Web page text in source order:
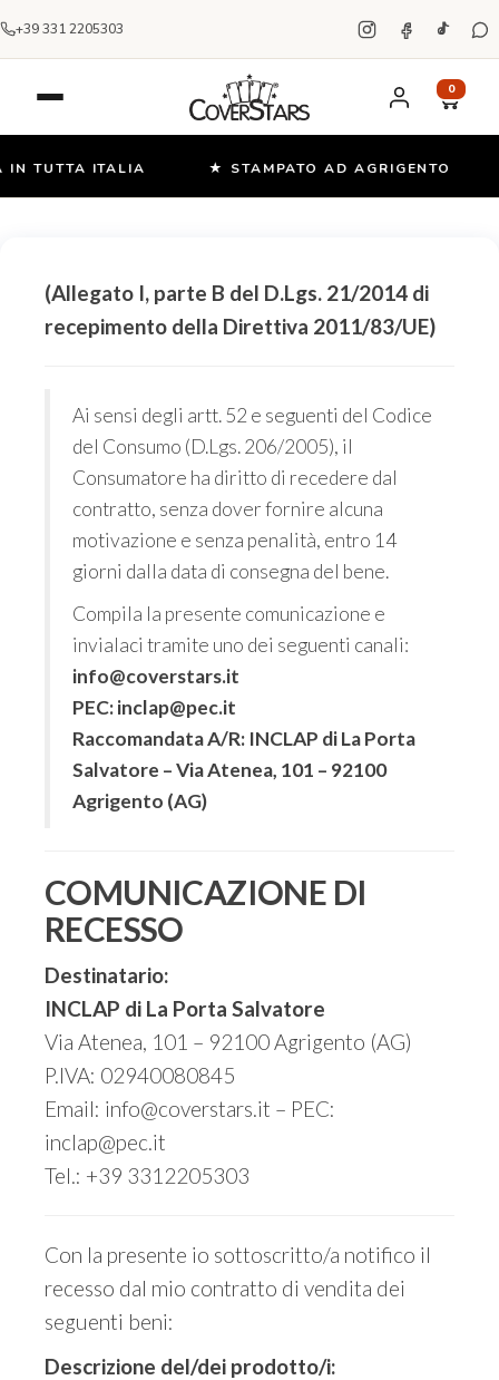
+39 331 2205303
0
TUTTA ITALIA ★ STAMPATO AD AGRIGENTO
(Allegato I, parte B del D.Lgs. 21/2014 di
recepimento della Direttiva 2011/83/UE)
Ai sensi degli artt. 52 e seguenti del Codice
del Consumo (D.Lgs. 206/2005), il
Consumatore ha diritto di recedere dal
contratto, senza dover fornire alcuna
motivazione e senza penalità, entro 14
giorni dalla data di consegna del bene.
Compila la presente comunicazione e
invialaci tramite uno dei seguenti canali:
info@coverstars.it
PEC: inclap@pec.it
Raccomandata A/R: INCLAP di La Porta
Salvatore – Via Atenea, 101 – 92100
Agrigento (AG)
COMUNICAZIONE DI
RECESSO
Destinatario:
INCLAP di La Porta Salvatore
Via Atenea, 101 – 92100 Agrigento (AG)
P.IVA: 02940080845
Email: info@coverstars.it – PEC:
inclap@pec.it
Tel.: +39 3312205303
Con la presente io sottoscritto/a notifico il
recesso dal mio contratto di vendita dei
seguenti beni:
Descrizione del/dei prodotto/i: